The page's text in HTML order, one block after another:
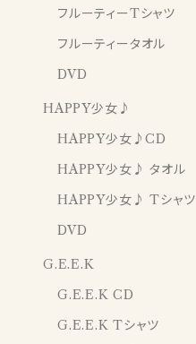
フルーティーTシャツ
フルーティータオル
DVD
HAPPY少女♪
HAPPY少女♪CD
HAPPY少女♪ タオル
HAPPY少女♪ Tシャツ
DVD
G.E.E.K
G.E.E.K CD
G.E.E.K Tシャツ